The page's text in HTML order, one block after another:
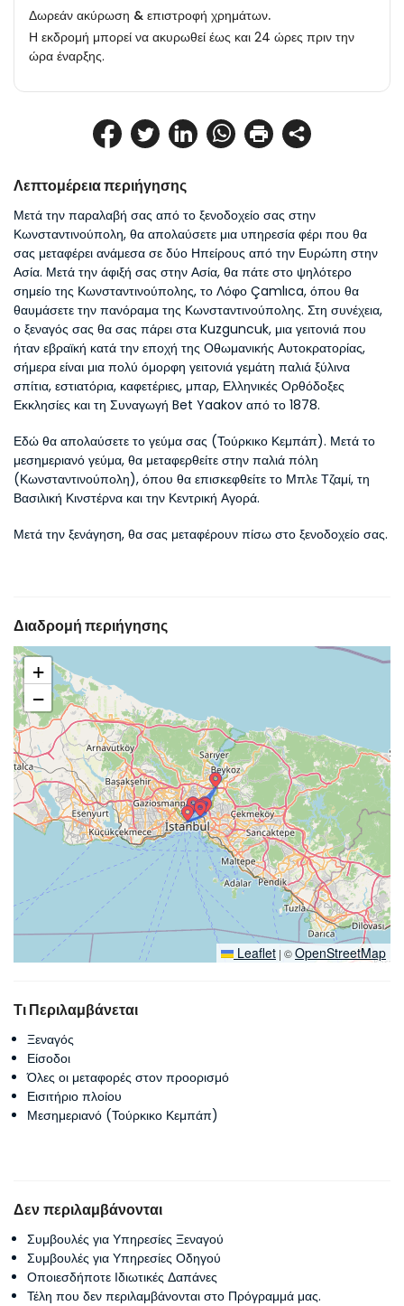
Λεπτομέρεια περιήγησης
Μετά την παραλαβή σας από το ξενοδοχείο σας στην
Κωνσταντινούπολη, θα απολαύσετε μια υπηρεσία φέρι που θα
σας μεταφέρει ανάμεσα σε δύο Ηπείρους από την Ευρώπη στην
Ασία. Μετά την άφιξή σας στην Ασία, θα πάτε στο ψηλότερο
σημείο της Κωνσταντινούπολης, το Λόφο Çamlıca, όπου θα
θαυμάσετε την πανόραμα της Κωνσταντινούπολης. Στη συνέχεια,
ο ξεναγός σας θα σας πάρει στα Kuzguncuk, μια γειτονιά που
ήταν εβραϊκή κατά την εποχή της Οθωμανικής Αυτοκρατορίας,
σήμερα είναι μια πολύ όμορφη γειτονιά γεμάτη παλιά ξύλινα
σπίτια, εστιατόρια, καφετέριες, μπαρ, Ελληνικές Ορθόδοξες
Εκκλησίες και τη Συναγωγή Bet Yaakov από το 1878.
Εδώ θα απολαύσετε το γεύμα σας (Τούρκικο Κεμπάπ). Μετά το
μεσημεριανό γεύμα, θα μεταφερθείτε στην παλιά πόλη
(Κωνσταντινούπολη), όπου θα επισκεφθείτε το Μπλε Τζαμί, τη
Βασιλική Κινστέρνα και την Κεντρική Αγορά.
Μετά την ξενάγηση, θα σας μεταφέρουν πίσω στο ξενοδοχείο σας.
Διαδρομή περιήγησης
+
−
Leaflet | ©OpenStreetMap
Τι Περιλαμβάνεται
Ξεναγός
Είσοδοι
Όλες οι μεταφορές στον προορισμό
Εισιτήριο πλοίου
Μεσημεριανό (Τούρκικο Κεμπάπ)
Δεν περιλαμβάνονται
Συμβουλές για Υπηρεσίες Ξεναγού
Συμβουλές για Υπηρεσίες Οδηγού
Οποιεσδήποτε Ιδιωτικές Δαπάνες
Τέλη που δεν περιλαμβάνονται στο Πρόγραμμά μας.
Δωρεάν ακύρωση & επιστροφή χρημάτων.
Η εκδρομή μπορεί να ακυρωθεί έως και 24 ώρες πριν την
ώρα έναρξης.